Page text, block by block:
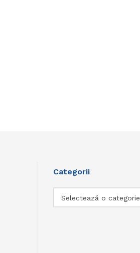
Categorii
Selectează o categorie